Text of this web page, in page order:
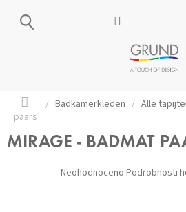
Domů
/ Badkamerkleden / Alle
paars
MIRAGE - BADMAT
Průměrné
hodnocení
Neohodnoceno Podrobnosti